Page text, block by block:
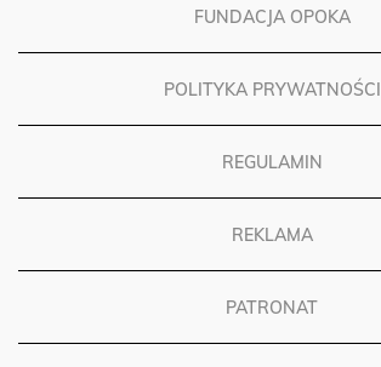
FUNDACJA OPOKA
POLITYKA PRYWATNOŚCI
REGULAMIN
REKLAMA
PATRONAT